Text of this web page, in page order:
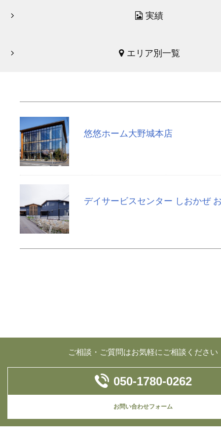
実績
エリア別一覧
悠悠ホーム大野城本店
デイサービスセンター しおかぜ
ご相談・ご質問はお気軽にご相談ください
050-1780-0262
お問い合わせフォーム